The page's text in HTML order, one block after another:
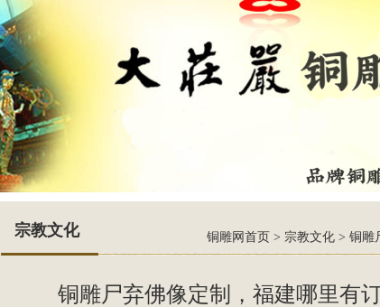
宗教文化 铜雕网首页 > 宗教文化 > 铜雕
铜雕尸弃佛像定制，福建哪里有